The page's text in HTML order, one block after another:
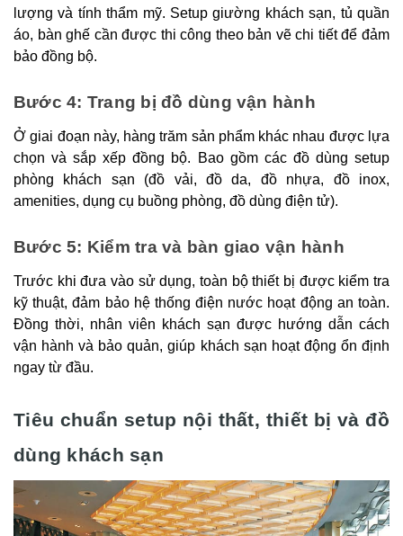
lượng và tính thẩm mỹ. Setup giường khách sạn, tủ quần
áo, bàn ghế cần được thi công theo bản vẽ chi tiết để đảm
bảo đồng bộ.
Bước 4: Trang bị đồ dùng vận hành
Ở giai đoạn này, hàng trăm sản phẩm khác nhau được lựa
chọn và sắp xếp đồng bộ. Bao gồm các đồ dùng setup
phòng khách sạn (đồ vải, đồ da, đồ nhựa, đồ inox,
amenities, dụng cụ buồng phòng, đồ dùng điện tử).
Bước 5: Kiểm tra và bàn giao vận hành
Trước khi đưa vào sử dụng, toàn bộ thiết bị được kiểm tra
kỹ thuật, đảm bảo hệ thống điện nước hoạt động an toàn.
Đồng thời, nhân viên khách sạn được hướng dẫn cách
vận hành và bảo quản, giúp khách sạn hoạt động ổn định
ngay từ đầu.
Tiêu chuẩn setup nội thất, thiết bị và đồ
dùng khách sạn